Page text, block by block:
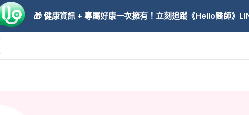
🎁 健康資訊 + 專屬好康一次擁有！立刻追蹤《Hello醫師》